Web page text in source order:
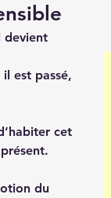
devient
est passé,
cet
du